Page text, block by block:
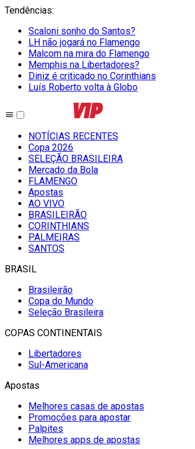
Tendências:
Scaloni sonho do Santos?
LH não jogará no Flamengo
Malcom na mira do Flamengo
Memphis na Libertadores?
Diniz é criticado no Corinthians
Luís Roberto volta à Globo
NOTÍCIAS RECENTES
Copa 2026
SELEÇÃO BRASILEIRA
Mercado da Bola
FLAMENGO
Apostas
AO VIVO
BRASILEIRÃO
CORINTHIANS
PALMEIRAS
SANTOS
BRASIL
Brasileirão
Copa do Mundo
Seleção Brasileira
COPAS CONTINENTAIS
Libertadores
Sul-Americana
Apostas
Melhores casas de apostas
Promoções para apostar
Palpites
Melhores apps de apostas